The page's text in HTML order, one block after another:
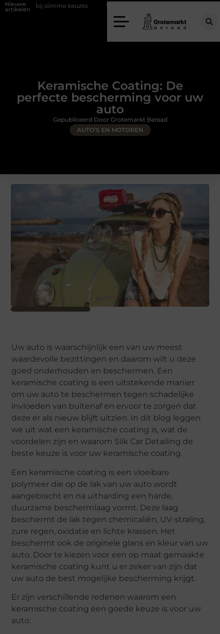
Nieuwe
artikelen
keuzes Waarom kiezen voor een rijschool in Utrecht?
Keramische Coating: De
perfecte bescherming voor uw
auto
AUTO’S EN MOTOREN
Gepubliceerd Door Grotemarkt Beraad
Uw auto is waarschijnlijk een van uw meest
waardevolle bezittingen en daarom wilt u deze
goed onderhouden en beschermen. Een
keramische coating is een uitstekende manier
om uw auto te beschermen tegen schadelijke
invloeden van buitenaf en ervoor te zorgen dat
deze er als nieuw blijft uitzien. In dit blog leggen
we uit wat een keramische coating is, wat de
voordelen zijn en waarom Slik Car Detailing de
beste keuze is voor uw keramische coating.
Een keramische coating is een vloeibare
polymeer die op de lak van uw auto wordt
aangebracht en na uitharding een harde,
duurzame beschermlaag vormt. Deze laag
beschermt de lak tegen chemicaliën, UV-straling,
zure regen, oxidatie en lichte krassen. Het
beschermt ook de originele glans en kleur van uw
auto. Door te kiezen voor een op maat gemaakte
keramische coating kunt u er zeker van zijn dat
uw auto de best mogelijke bescherming krijgt.
Er zijn verschillende redenen waarom een
keramische coating een goede keuze is voor uw
auto: